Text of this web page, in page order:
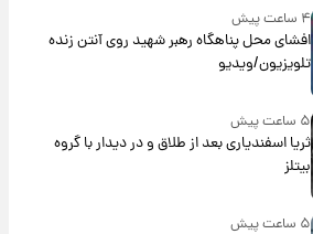
۴ ساعت پیش
افشای محل پناهگاه‌ رهبر شهید روی آنتن زنده
تلویزیون/ویدیو
۵ ساعت پیش
ثریا اسفندیاری بعد از طلاق و در دیدار با گروه
بیتلز
۵ ساعت پیش